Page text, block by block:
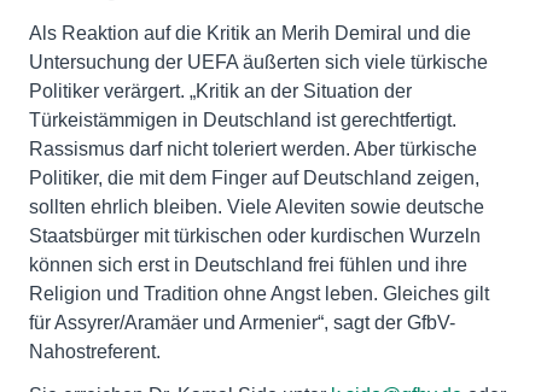
Als Reaktion auf die Kritik an Merih Demiral und die
Untersuchung der UEFA äußerten sich viele türkische
Politiker verärgert. „Kritik an der Situation der
Türkeistämmigen in Deutschland ist gerechtfertigt.
Rassismus darf nicht toleriert werden. Aber türkische
Politiker, die mit dem Finger auf Deutschland zeigen,
sollten ehrlich bleiben. Viele Aleviten sowie deutsche
Staatsbürger mit türkischen oder kurdischen Wurzeln
können sich erst in Deutschland frei fühlen und ihre
Religion und Tradition ohne Angst leben. Gleiches gilt
für Assyrer/Aramäer und Armenier“, sagt der GfbV-
Nahostreferent.